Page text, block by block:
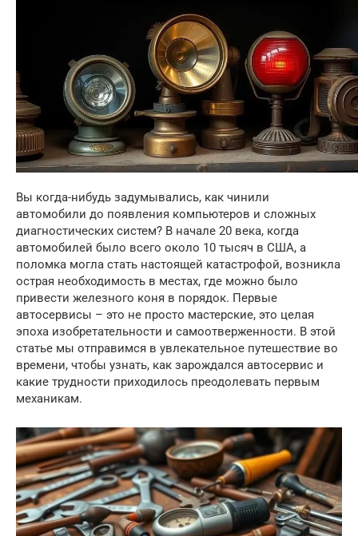
Вы когда-нибудь задумывались, как чинили
автомобили до появления компьютеров и сложных
диагностических систем? В начале 20 века, когда
автомобилей было всего около 10 тысяч в США, а
поломка могла стать настоящей катастрофой, возникла
острая необходимость в местах, где можно было
привести железного коня в порядок. Первые
автосервисы – это не просто мастерские, это целая
эпоха изобретательности и самоотверженности. В этой
статье мы отправимся в увлекательное путешествие во
времени, чтобы узнать, как зарождался автосервис и
какие трудности приходилось преодолевать первым
механикам.